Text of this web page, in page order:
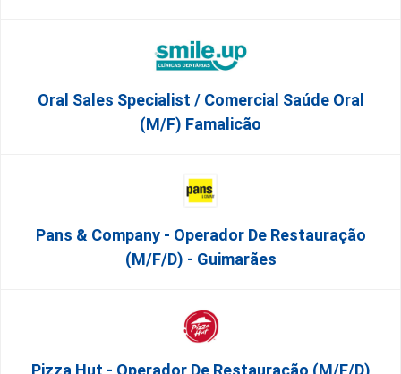
Oral Sales Specialist / Comercial Saúde Oral
(M/F) Famalicão
Pans & Company - Operador De Restauração
(m/f/d) - Guimarães
Pizza Hut - Operador De Restauração (m/f/d)